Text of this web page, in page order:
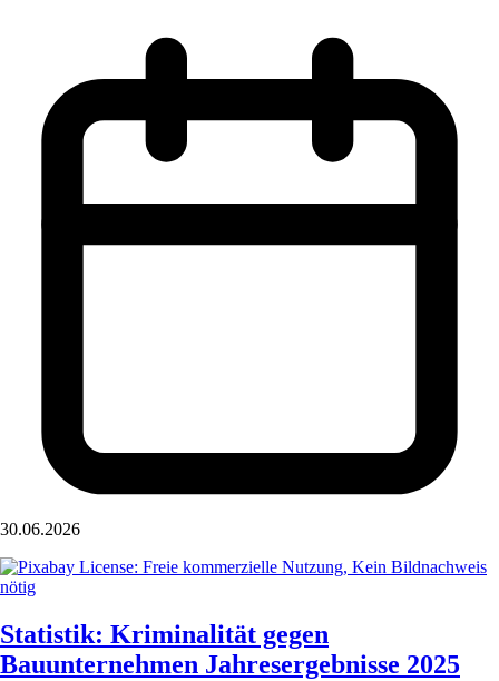
30.06.2026
Statistik: Kriminalität gegen
Bauunternehmen Jahresergebnisse 2025